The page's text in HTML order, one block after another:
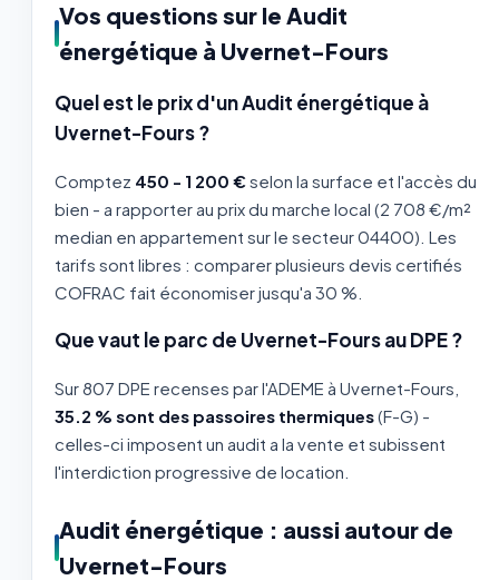
Vos questions sur le Audit
énergétique à Uvernet-Fours
Quel est le prix d'un Audit énergétique à
Uvernet-Fours ?
Comptez 450 - 1 200 €selon la surface et l'accès du
bien - a rapporter au prix du marche local (2 708 €/m²
median en appartement sur le secteur 04400). Les
tarifs sont libres : comparer plusieurs devis certifiés
COFRAC fait économiser jusqu'a 30 %.
Que vaut le parc de Uvernet-Fours au DPE ?
Sur 807 DPE recenses par l'ADEME à Uvernet-Fours,
35.2 % sont des passoires thermiques(F-G) -
celles-ci imposent un audit a la vente et subissent
l'interdiction progressive de location.
Audit énergétique : aussi autour de
Uvernet-Fours